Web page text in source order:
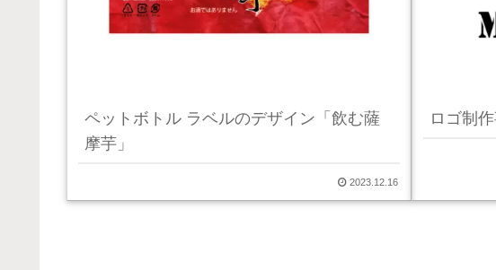
ペットボトル ラベルのデザイン「飲む薩
摩芋」
2023.12.16
ロゴ制